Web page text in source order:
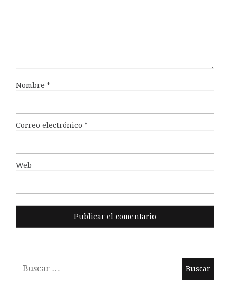
Nombre *
Correo electrónico *
Web